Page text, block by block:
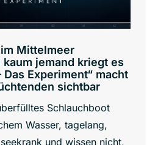
Mittelmeer
jemand kriegt es
Das Experiment“ macht
sichtbar
Schlauchboot
Wasser, tagelang,
und wissen nicht,